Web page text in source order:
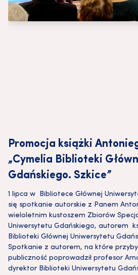
Promocja książki
„Cymelia Biblioteki
Gdańskiego. Szkice”
1 lipca w Bibliotece Głównej
się spotkanie autorskie z Panem
wieloletnim kustoszem Zbiorów
Uniwersytetu Gdańskiego, autorem
Biblioteki Głównej Uniwersytetu
Spotkanie z autorem, na które
publiczność poprowadził profesor
dyrektor Biblioteki Uniwersytetu